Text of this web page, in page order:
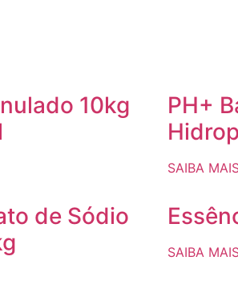
10kg
PH+
SAIBA
de Sódio
SAIBA